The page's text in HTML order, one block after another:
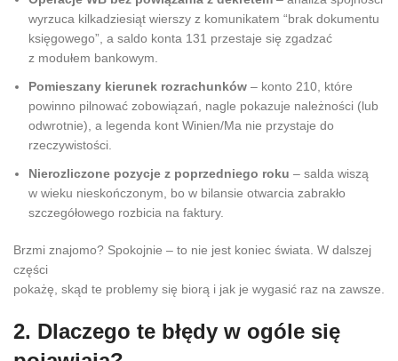
wyrzuca kilkadziesiąt wierszy z komunikatem “brak dokumentu
księgowego”, a saldo konta 131 przestaje się zgadzać
z modułem bankowym.
Pomieszany kierunek rozrachunków – konto 210, które
powinno pilnować zobowiązań, nagle pokazuje należności (lub
odwrotnie), a legenda kont Winien/Ma nie przystaje do
rzeczywistości.
Nierozliczone pozycje z poprzedniego roku – salda wiszą
w wieku nieskończonym, bo w bilansie otwarcia zabrakło
szczegółowego rozbicia na faktury.
Brzmi znajomo? Spokojnie – to nie jest koniec świata. W dalszej
części
pokażę, skąd te problemy się biorą i jak je wygasić raz na zawsze.
2. Dlaczego te błędy w ogóle się